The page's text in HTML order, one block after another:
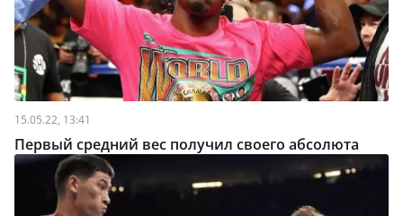
15.05.22, 13:41
Первый средний вес получил своего абсолюта